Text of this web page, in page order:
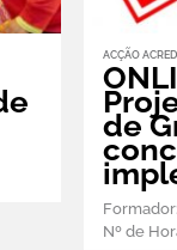
ACÇÃO
de
Formador:
Nº de